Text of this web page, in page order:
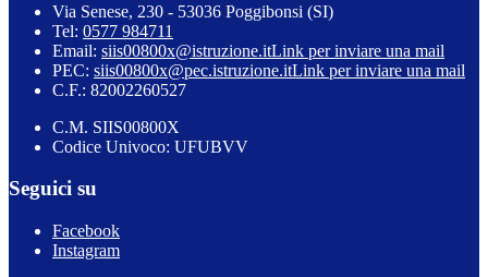
Via Senese, 230 - 53036 Poggibonsi (SI)
Tel: 0577 984711
Email: siis00800x@istruzione.itLink per inviare una mail
PEC: siis00800x@pec.istruzione.itLink per inviare una mail
C.F.: 82002260527
C.M. SIIS00800X
Codice Univoco: UFUBVV
Seguici su
Facebook
Instagram